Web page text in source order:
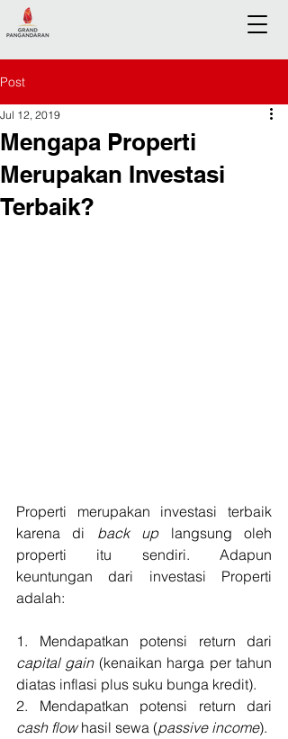
Post
Mengapa Properti
Merupakan Investasi
Terbaik?
Jul 12, 2019
Properti merupakan investasi terbaik
karena di back up langsung oleh
properti itu sendiri. Adapun
keuntungan dari investasi Properti
adalah:
capital gain (kenaikan harga per tahun
diatas inflasi plus suku bunga kredit).
cash flow hasil sewa (passive income).